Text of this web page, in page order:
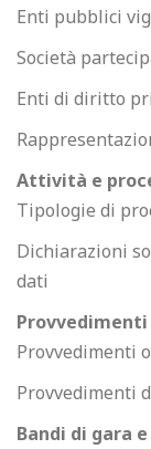
Enti pubblici
Società
Enti di diritto
Attività e
Tipologie di
Dichiarazioni
dati
Provvedimenti
Provvedimenti
Provvedimenti
Bandi di gara